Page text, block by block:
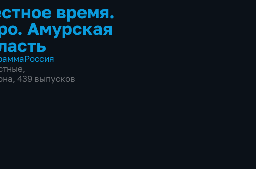
время.
Амурская
Россия
,
439 выпусков